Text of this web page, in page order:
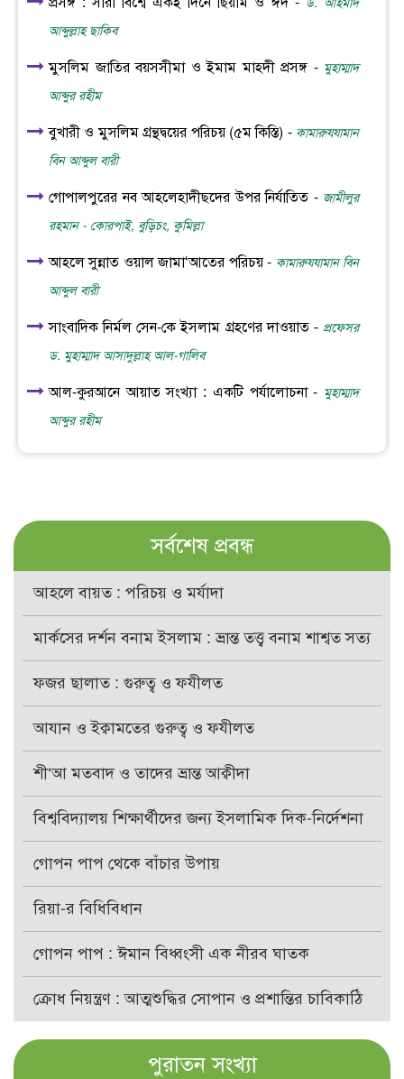
ড. আহমাদ
আব্দুল্লাহ ছাকিব
মুসলিম জাতির বয়সসীমা ও ইমাম মাহদী প্রসঙ্গ - মুহাম্মাদ
আব্দুর রহীম
বুখারী ও মুসলিম গ্রন্থদ্বয়ের পরিচয় (৫ম কিস্তি) - কামারুযযামান
বিন আব্দুল বারী
গোপালপুরের নব আহলেহাদীছদের উপর নির্যাতিত - জামীলুর
রহমান - কোরপাই, বুড়িচং, কুমিল্লা
আহলে সুন্নাত ওয়াল জামা‘আতের পরিচয় - কামারুযযামান বিন
আব্দুল বারী
সাংবাদিক নির্মল সেন-কে ইসলাম গ্রহণের দাওয়াত - প্রফেসর
ড. মুহাম্মাদ আসাদুল্লাহ আল-গালিব
আল-কুরআনে আয়াত সংখ্যা : একটি পর্যালোচনা - মুহাম্মাদ
আব্দুর রহীম
সর্বশেষ প্রবন্ধ
আহলে বায়ত : পরিচয় ও মর্যাদা
মার্কসের দর্শন বনাম ইসলাম : ভ্রান্ত তত্ত্ব বনাম শাশ্বত সত্য
ফজর ছালাত : গুরুত্ব ও ফযীলত
আযান ও ইক্বামতের গুরুত্ব ও ফযীলত
শী‘আ মতবাদ ও তাদের ভ্রান্ত আক্বীদা
বিশ্ববিদ্যালয় শিক্ষার্থীদের জন্য ইসলামিক দিক-নির্দেশনা
গোপন পাপ থেকে বাঁচার উপায়
রিয়া-র বিধিবিধান
গোপন পাপ : ঈমান বিধ্বংসী এক নীরব ঘাতক
ক্রোধ নিয়ন্ত্রণ : আত্মশুদ্ধির সোপান ও প্রশান্তির চাবিকাঠি
পুরাতন সংখ্যা